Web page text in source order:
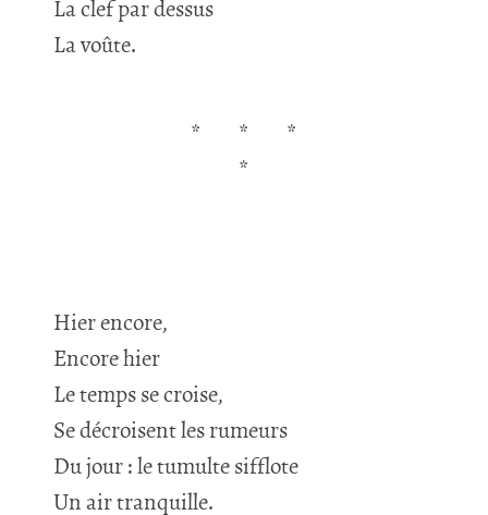
La clef par dessus
La voûte.
* *
*
*
Hier encore,
Encore hier
Le temps se croise,
Se décroisent les rumeurs
Du jour : le tumulte sifflote
Un air tranquille.